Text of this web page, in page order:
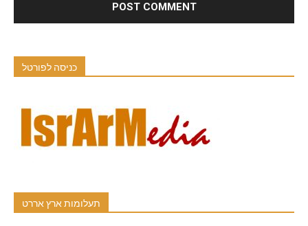
כניסה לפורטל
תעלומות ארץ אררט